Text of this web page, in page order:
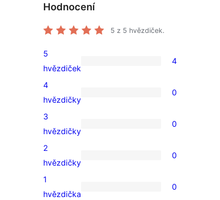
Hodnocení
5 z 5 hvězdiček.
4
5hvězdičkové
hodnocení
5
hvězdiček
4
0
4hvězdičkové
hodnocení
4
hvězdičky
0
0
3hvězdičkové
hodnocení
3
hvězdičky
0
0
2hvězdičkové
hodnocení
2
hvězdičky
0
0
1
hvězdička
0